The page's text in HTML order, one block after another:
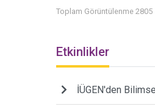
Toplam Görüntülenme 2805
Etkinlikler
İÜGEN'den